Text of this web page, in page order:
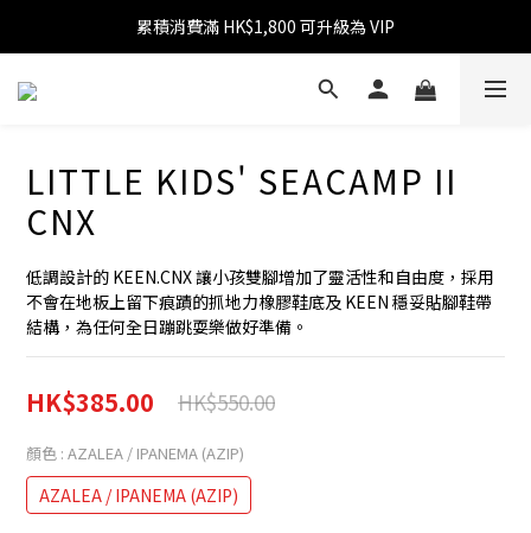
消費滿 HK$599 免運費
累積消費滿 HK$1,800 可升級為 VIP
消費滿 HK$1,800 可享 9 折優惠
LITTLE KIDS' SEACAMP II
CNX
低調設計的 KEEN.CNX 讓小孩雙腳增加了靈活性和自由度，採用
不會在地板上留下痕蹟的抓地力橡膠鞋底及 KEEN 穩妥貼腳鞋帶
結構，為任何全日蹦跳耍樂做好準備。
HK$385.00 HK$550.00
顏色 : AZALEA / IPANEMA (AZIP)
AZALEA / IPANEMA (AZIP)